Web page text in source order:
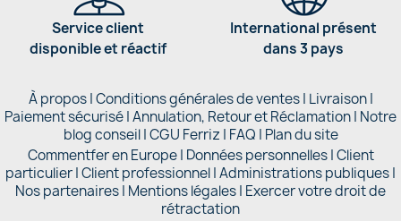
Service client
disponible et réactif
International présent
dans 3 pays
À propos|Conditions générales de ventes| Livraison|
Paiement sécurisé|Annulation, Retour et Réclamation| Notre
blog conseil|CGU Ferriz | FAQ | Plan du site
Commentfer en Europe| Données personnelles|Client
particulier|Client professionnel|Administrations publiques|
Nos partenaires | Mentions légales| Exercer votre droit de
rétractation